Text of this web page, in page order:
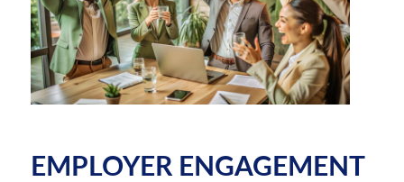
EMPLOYER ENGAGEMENT